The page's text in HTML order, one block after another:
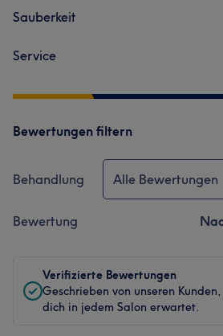
Sauberkeit
Service
Bewertungen filtern
Behandlung Alle Bewertungen
Bewertung
Verifizierte Bewertungen
Geschrieben von unseren
dich in jedem Salon erwartet.